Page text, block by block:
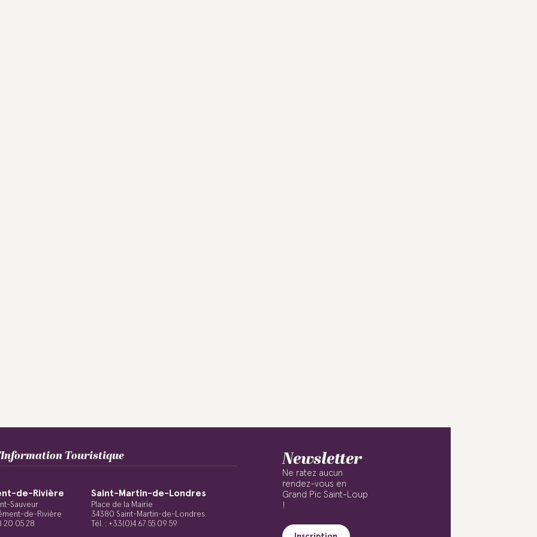
Touristique
de-Rivière
Sauveur
de-Rivière
20 05 28
Saint-Martin-de-Londres
Place de la Mairie
34380 Saint-Martin-de-Londres
Tél. : +33(0)4 67 55 09 59
Newsletter
Ne ratez aucun
rendez-vous en
Grand Pic Saint-Loup
!